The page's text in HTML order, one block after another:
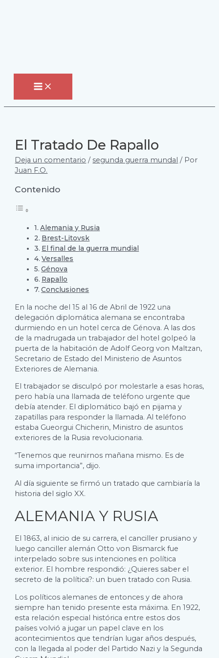
MAIN
MENU
El Tratado De Rapallo
Deja un comentario / segunda guerra mundal / Por
Juan F.O.
Contenido
Alemania y Rusia
Brest-Litovsk
El final de la guerra mundial
Versalles
Génova
Rapallo
Conclusiones
En la noche del 15 al 16 de Abril de 1922 una
delegación diplomática alemana se encontraba
durmiendo en un hotel cerca de Génova. A las dos
de la madrugada un trabajador del hotel golpeó la
puerta de la habitación de Adolf Georg von Maltzan,
Secretario de Estado del Ministerio de Asuntos
Exteriores de Alemania.
El trabajador se disculpó por molestarle a esas horas,
pero había una llamada de teléfono urgente que
debía atender. El diplomático bajó en pijama y
zapatillas para responder la llamada. Al teléfono
estaba Gueorgui Chicherin, Ministro de asuntos
exteriores de la Rusia revolucionaria.
“Tenemos que reunirnos mañana mismo. Es de
suma importancia”, dijo.
Al día siguiente se firmó un tratado que cambiaría la
historia del siglo XX.
ALEMANIA Y RUSIA
El 1863, al inicio de su carrera, el canciller prusiano y
luego canciller alemán Otto von Bismarck fue
interpelado sobre sus intenciones en política
exterior. El hombre respondió: ¿Quieres saber el
secreto de la política?: un buen tratado con Rusia.
Los políticos alemanes de entonces y de ahora
siempre han tenido presente esta máxima. En 1922,
esta relación especial histórica entre estos dos
países volvió a jugar un papel clave en los
acontecimientos que tendrían lugar años después,
con la llegada al poder del Partido Nazi y la Segunda